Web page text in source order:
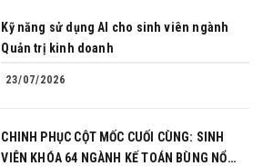
Kỹ năng sử dụng AI cho sinh viên ngành
Quản trị kinh doanh
23/07/2026
CHINH PHỤC CỘT MỐC CUỐI CÙNG: SINH
VIÊN KHÓA 64 NGÀNH KẾ TOÁN BÙNG NỔ